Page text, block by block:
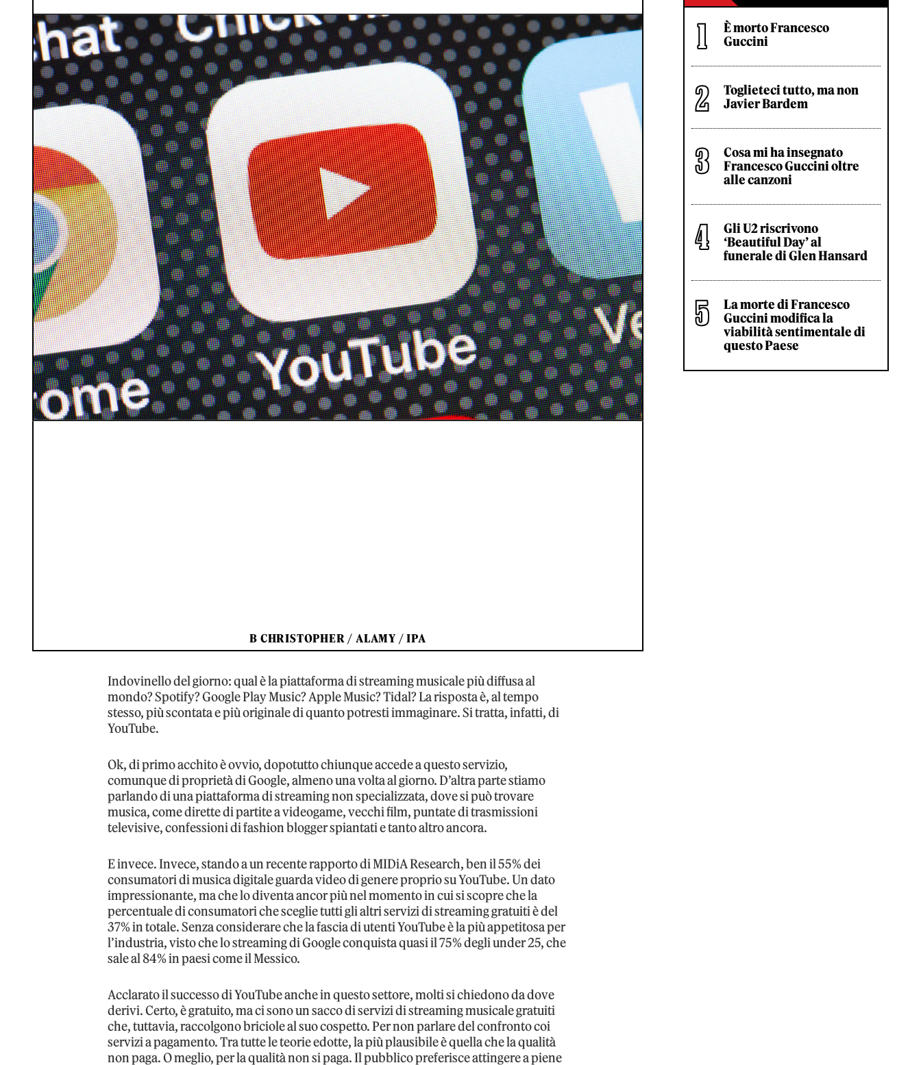
B CHRISTOPHER / ALAMY / IPA
Indovinello del giorno: qual è la piattaforma di streaming musicale più diffusa al
mondo? Spotify? Google Play Music? Apple Music? Tidal? La risposta è, al tempo
stesso, più scontata e più originale di quanto potresti immaginare. Si tratta, infatti, di
YouTube.
Ok, di primo acchito è ovvio, dopotutto chiunque accede a questo servizio,
comunque di proprietà di Google, almeno una volta al giorno. D’altra parte stiamo
parlando di una piattaforma di streaming non specializzata, dove si può trovare
musica, come dirette di partite a videogame, vecchi film, puntate di trasmissioni
televisive, confessioni di fashion blogger spiantati e tanto altro ancora.
E invece. Invece, stando a un recente rapporto di MIDiA Research, ben il 55% dei
consumatori di musica digitale guarda video di genere proprio su YouTube. Un dato
impressionante, ma che lo diventa ancor più nel momento in cui si scopre che la
percentuale di consumatori che sceglie tutti gli altri servizi di streaming gratuiti è del
37% in totale. Senza considerare che la fascia di utenti YouTube è la più appetitosa per
l’industria, visto che lo streaming di Google conquista quasi il 75% degli under 25, che
sale al 84% in paesi come il Messico.
Acclarato il successo di YouTube anche in questo settore, molti si chiedono da dove
derivi. Certo, è gratuito, ma ci sono un sacco di servizi di streaming musicale gratuiti
che, tuttavia, raccolgono briciole al suo cospetto. Per non parlare del confronto coi
servizi a pagamento. Tra tutte le teorie edotte, la più plausibile è quella che la qualità
non paga. O meglio, per la qualità non si paga. Il pubblico preferisce attingere a piene
È morto Francesco
Guccini
Toglieteci tutto, ma non
Javier Bardem
Cosa mi ha insegnato
Francesco Guccini oltre
alle canzoni
Gli U2 riscrivono
‘Beautiful Day’ al
funerale di Glen Hansard
La morte di Francesco
Guccini modifica la
viabilità sentimentale di
questo Paese